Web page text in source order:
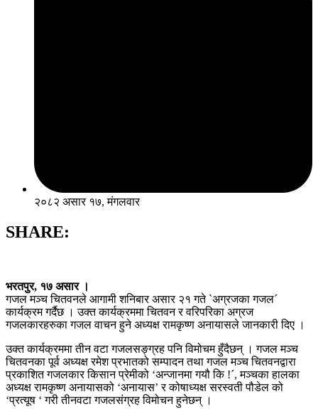
२०८२ असार १७, मंगलवार
SHARE:
भरतपुर, १७ असार ।
गजल मञ्च चितवनले आगामी शनिबार असार २१ गते `अग्रजका गजल´
कार्यक्रम गर्दैछ । उक्त कार्यक्रममा चितवन र वरिपरिका अग्रज
गजलकारहरुका गजल वाचन हुने अध्यक्ष रामकृष्ण अनायासले जानकारी दिए ।
उक्त कार्यक्रममा तीन वटा गजलसङ्ग्रह पनि विमोचम हुँदैछन् । गजल मञ्च
चितवनका पूर्व अध्यक्ष रमेश प्रभातको सम्पादन तथा गजल मञ्च चितवनद्वारा
प्रकाशित गजलकार किसान प्रेमीको ‘अन्जानमा गयौ कि !´, मञ्चका हालका
अध्यक्ष रामकृष्ण अनायासको ‘अनायास’ र कोषाध्यक्ष सरस्वती पौडेल को
‘प्रत्यूष ‘ गरी तीनवटा गजलसंग्रह विमोचन हुनेछन् ।